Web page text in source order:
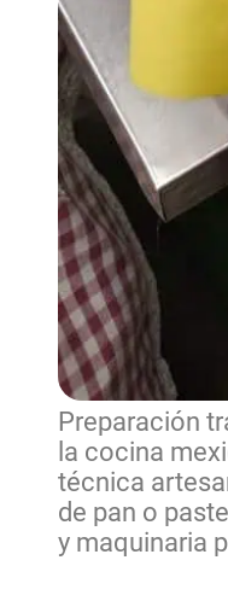
Preparación
la cocina
técnica
de pan o
y maquinaria